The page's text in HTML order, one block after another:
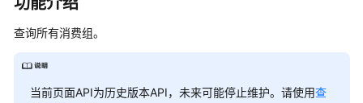
务
公
告
查询所有消费组。
当前页面API为历史版本API，未来可能停止维护。请使用查